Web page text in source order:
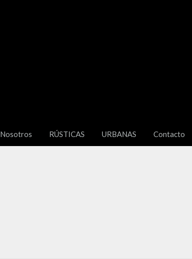
Nosotros RÚSTICAS URBANAS Contacto